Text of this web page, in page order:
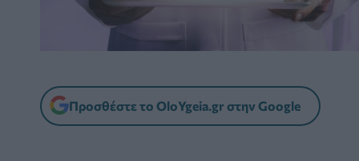
Προσθέστε το OloYgeia.gr στην Google